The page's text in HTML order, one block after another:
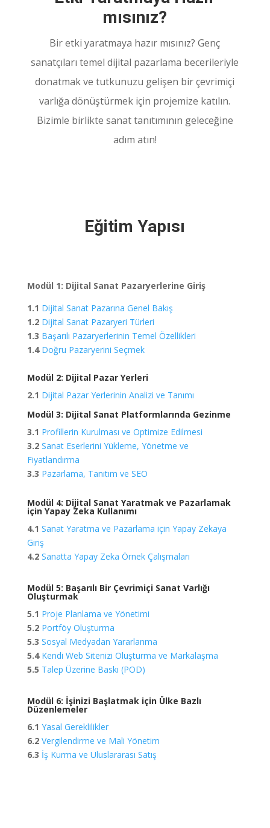
mısınız?
Bir etki yaratmaya hazır mısınız? Genç
sanatçıları temel dijital pazarlama becerileriyle
donatmak ve tutkunuzu gelişen bir çevrimiçi
varlığa dönüştürmek için projemize katılın.
Bizimle birlikte sanat tanıtımının geleceğine
adım atın!
Eğitim Yapısı
Modül 1: Dijital Sanat Pazaryerlerine Giriş
1.1 Dijital Sanat Pazarına Genel Bakış
1.2 Dijital Sanat Pazaryeri Türleri
1.3 Başarılı Pazaryerlerinin Temel Özellikleri
1.4 Doğru Pazaryerini Seçmek
Modül 2: Dijital Pazar Yerleri
2.1 Dijital Pazar Yerlerinin Analizi ve Tanımı
Modül 3: Dijital Sanat Platformlarında Gezinme
3.1 Profillerin Kurulması ve Optimize Edilmesi
3.2 Sanat Eserlerini Yükleme, Yönetme ve
Fiyatlandırma
3.3 Pazarlama, Tanıtım ve SEO
Modül 4: Dijital Sanat Yaratmak ve Pazarlamak
için Yapay Zeka Kullanımı
4.1 Sanat Yaratma ve Pazarlama için Yapay Zekaya
Giriş
4.2 Sanatta Yapay Zeka Örnek Çalışmaları
Modül 5: Başarılı Bir Çevrimiçi Sanat Varlığı
Oluşturmak
5.1 Proje Planlama ve Yönetimi
5.2 Portföy Oluşturma
5.3 Sosyal Medyadan Yararlanma
5.4 Kendi Web Sitenizi Oluşturma ve Markalaşma
5.5 Talep Üzerine Baskı (POD)
Modül 6: İşinizi Başlatmak için Ülke Bazlı
Düzenlemeler
6.1 Yasal Gereklilikler
6.2 Vergilendirme ve Mali Yönetim
6.3 İş Kurma ve Uluslararası Satış